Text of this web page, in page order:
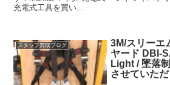
充電式工具を買い...
スタッフ買取ブログ
3M/スリーエ
ヤード DBI-
Light / 墜落
させていただ